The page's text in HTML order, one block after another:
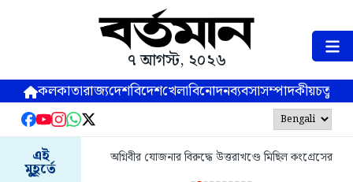
৭ আগস্ট, ২০২৬
কলকাতারাজ্যদেশবিদেশখেলাবিনোদনব্যবসাসম্পাদকীয়
এই
মুহূর্তে
অগ্নিবীর যোজনার বিরুদ্ধে উত্তরাখণ্ডে মিছিল কংগ্রেসের